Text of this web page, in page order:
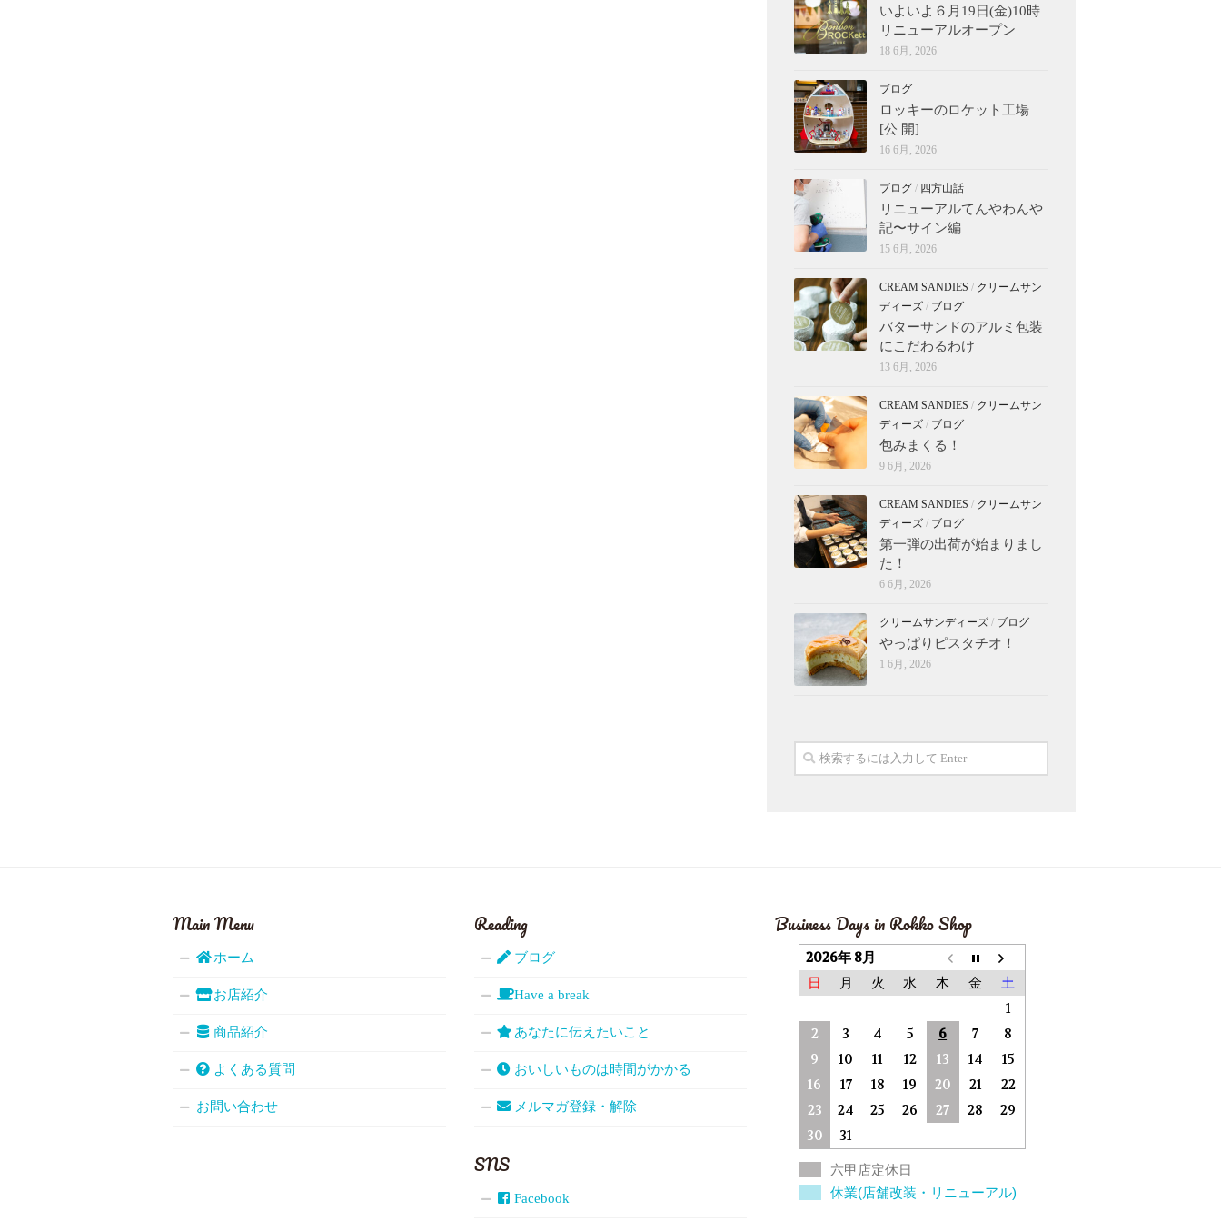
いよいよ６月19日(金)10時
リニューアルオープン
18 6月, 2026
ブログ
ロッキーのロケット工場
[公 開]
16 6月, 2026
ブログ / 四方山話
リニューアルてんやわんや
記〜サイン編
15 6月, 2026
CREAM SANDIES / クリームサン
ディーズ / ブログ
バターサンドのアルミ包装
にこだわるわけ
13 6月, 2026
CREAM SANDIES / クリームサン
ディーズ / ブログ
包みまくる！
9 6月, 2026
CREAM SANDIES / クリームサン
ディーズ / ブログ
第一弾の出荷が始まりまし
た！
6 6月, 2026
クリームサンディーズ / ブログ
やっぱりピスタチオ！
1 6月, 2026
Main Menu
ホーム
お店紹介
商品紹介
よくある質問
お問い合わせ
Reading
ブログ
Have a break
あなたに伝えたいこと
おいしいものは時間がかかる
メルマガ登録・解除
SNS
Facebook
Business Days in Rokko Shop
2026年 8月
日 月 火 水 木 金 土
1
2
3 4 5 6 7
8
9
10 11 12 13 14
15
16
17 18 19 20 21
22
23
24 25 26 27 28
29
30
31
六甲店定休日
休業(店舗改装・リニューアル)